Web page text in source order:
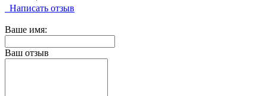
Написать отзыв
Ваше имя:
Ваш отзыв